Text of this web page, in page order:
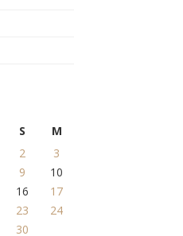
S
M
2
3
9
10
16
17
23
24
30